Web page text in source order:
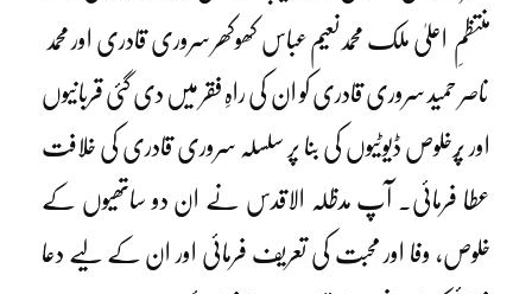
منتظمِ اعلیٰ ملک محمدنعیم عباس کھوکھر سروری قادری اور محمد
ناصر حمید سروری قادری کو ان کی راہِ فقر میں دی گئی قربانیوں
اور پُرخلوص ڈیوٹیوں کی بنا پر سلسلہ سروری قادری کی خلافت
عطا فرمائی۔ آپ مدظلہ الاقدس نے ان دو ساتھیوں کے
خلوص، وفا اور محبت کی تعریف فرمائی اور ان کے لیے دعا